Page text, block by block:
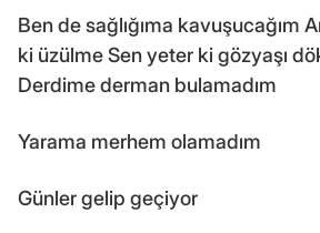
Ben de sağlığıma kavuşucağım
ki üzülme Sen yeter ki gözyaşı
Derdime derman bulamadım
Yarama merhem olamadım
Günler gelip geçiyor